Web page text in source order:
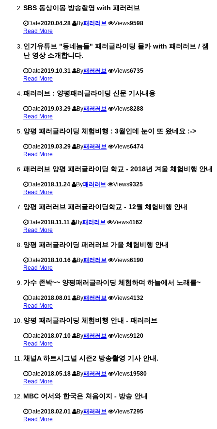
SBS 동상이몽 방송촬영 with 패러러브
Date2020.04.28 By패러러브 Views9598
Read More
인기유튜브 "동네놈들" 패러글라이딩 몰카 with 패러러브 / 잼
난 영상 소개합니다.
Date2019.10.31 By패러러브 Views6735
Read More
패러러브 : 양평패러글라이딩 신문 기사내용
Date2019.03.29 By패러러브 Views8288
Read More
양평 패러글라이딩 체험비행 : 3월인데 눈이 또 왔네요 :->
Date2019.03.29 By패러러브 Views6474
Read More
패러러브 양평 패러글라이딩 학교 - 2018년 겨울 체험비행 안내
Date2018.11.24 By패러러브 Views9325
Read More
양평 패러러브 패러글라이딩학교 - 12월 체험비행 안내
Date2018.11.11 By패러러브 Views4162
Read More
양평 패러글라이딩 패러러브 가을 체험비행 안내
Date2018.10.16 By패러러브 Views6190
Read More
가수 존박~~ 양평패러글라이딩 체험하며 하늘에서 노래를~
Date2018.08.01 By패러러브 Views4132
Read More
양평 패러글라이딩 체험비행 안내 - 패러러브
Date2018.07.10 By패러러브 Views9120
Read More
채널A 하트시그널 시즌2 방송촬영 기사 안내.
Date2018.05.18 By패러러브 Views19580
Read More
MBC 어서와 한국은 처음이지 - 방송 안내
Date2018.02.01 By패러러브 Views7295
Read More